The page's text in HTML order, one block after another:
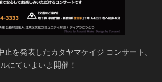
を発表したカタヤマケイジ コンサート。
にていよいよ開催！